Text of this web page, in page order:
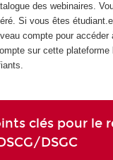
des webinaires.
Si vous êtes
compte pour
sur cette plateforme
clés pour le
DSGC